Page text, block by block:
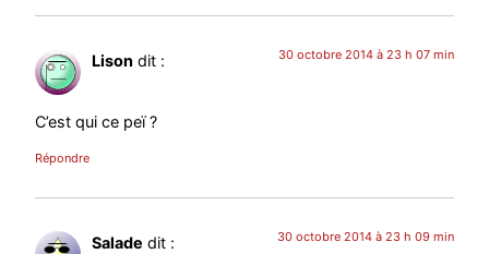
Lison dit : 30 octobre 2014 à 23 h 07 min
C’est qui ce peï ?
Répondre
Salade dit : 30 octobre 2014 à 23 h 09 min